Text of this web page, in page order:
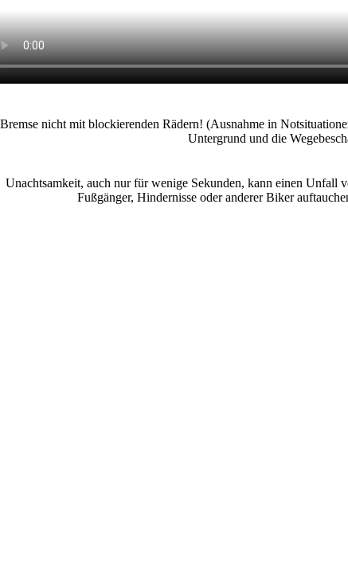
Bremse nicht mit blockierenden Rädern! (Ausnahme in
Untergrund und die
Unachtsamkeit, auch nur für wenige Sekunden, kann einen Unfall
Fußgänger, Hindernisse oder anderer Biker